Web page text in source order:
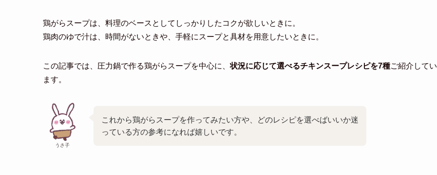
鶏がらスープは、料理のベースとしてしっかりしたコクが欲しいときに。
鶏肉のゆで汁は、時間がないときや、手軽にスープと具材を用意したいときに。
この記事では、圧力鍋で作る鶏がらスープを中心に、状況に応じて選べるチキンスープレシピを7種ご紹介してい
ます。
うさ子
これから鶏がらスープを作ってみたい方や、どのレシピを選べばいいか迷
っている方の参考になれば嬉しいです。